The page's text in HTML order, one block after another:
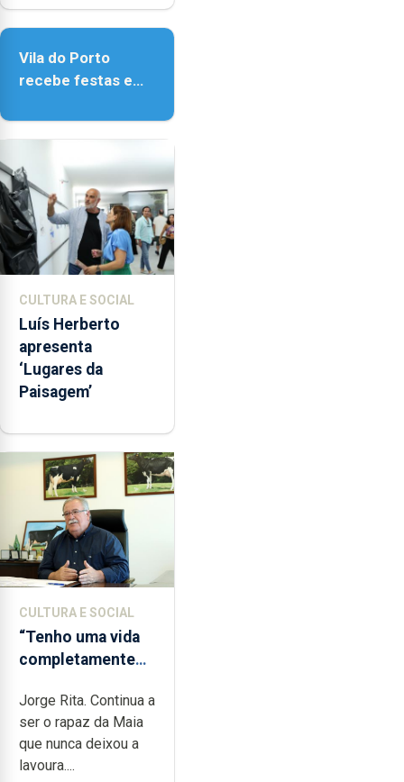
18h00.
de Vila do Porto
Vila do Porto
recebe festas em
Senhora da
CULTURA E SOCIAL
Luís Herberto
apresenta
‘Lugares da
Paisagem’
CULTURA E SOCIAL
“Tenho uma vida
completamente
dedicação, gosto
e muita paixão”
Jorge Rita. Continua a
ser o rapaz da Maia
que nunca deixou a
lavoura....